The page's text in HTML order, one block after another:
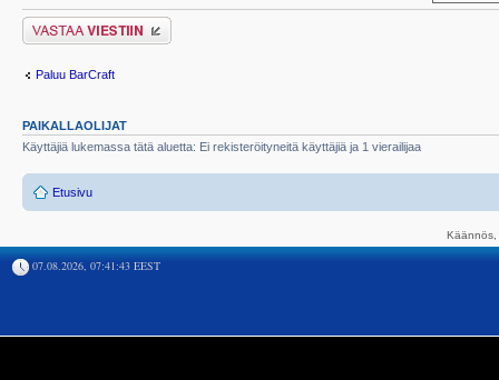
Lähetä vastaus
Paluu BarCraft
PAIKALLAOLIJAT
Käyttäjiä lukemassa tätä aluetta: Ei rekisteröityneitä käyttäjiä ja 1 vierailijaa
Etusivu
07.08.2026, 07:41:43 EEST